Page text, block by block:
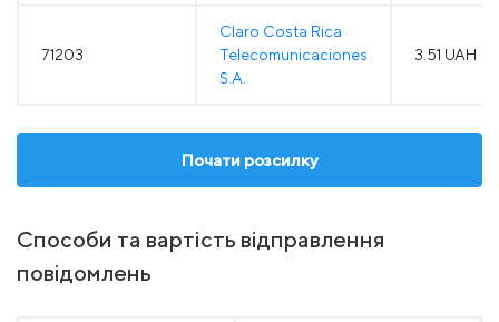
71203
Claro Costa Rica
Telecomunicaciones
S.A.
3.51 UAH
Почати розсилку
Способи та вартість відправлення
повідомлень